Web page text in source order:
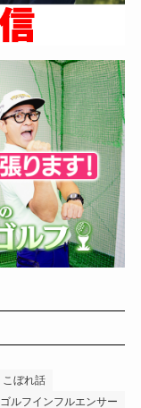
こぼれ話
ゴルフインフルエンサー